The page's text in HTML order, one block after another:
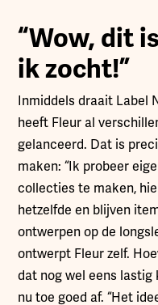
“Wow, dit
ik zocht!”
Inmiddels draait Label
heeft Fleur al
gelanceerd. Dat is
maken: “Ik probeer
collecties te maken,
hetzelfde en blijven
ontwerpen op de
ontwerpt Fleur zelf.
dat nog wel eens
nu toe goed af. “Het